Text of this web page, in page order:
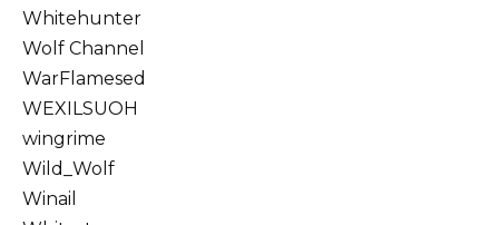
Whitehunter
Wolf Channel
WarFlamesed
WEXILSUOH
wingrime
Wild_Wolf
Winail